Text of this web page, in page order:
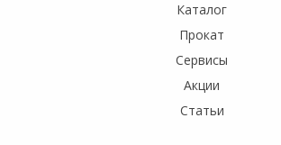
Каталог
Прокат
Сервисы
Акции
Статьи